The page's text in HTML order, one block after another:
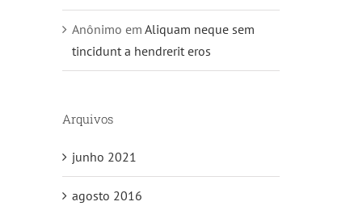
Anônimo em Aliquam neque sem
tincidunt a hendrerit eros
Arquivos
junho 2021
agosto 2016